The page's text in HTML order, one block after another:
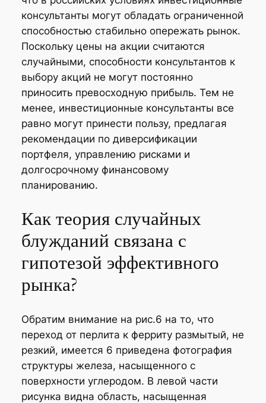
консультанты могут обладать ограниченной
способностью стабильно опережать рынок.
Поскольку цены на акции считаются
случайными, способности консультантов к
выбору акций не могут постоянно
приносить превосходную прибыль. Тем не
менее, инвестиционные консультанты все
равно могут принести пользу, предлагая
рекомендации по диверсификации
портфеля, управлению рисками и
долгосрочному финансовому
планированию.
Как теория случайных
блужданий связана с
гипотезой эффективного
рынка?
Обратим внимание на рис.6 на то, что
переход от перлита к ферриту размытый, не
резкий, имеется 6 приведена фотография
структуры железа, насыщенного с
поверхности углеродом. В левой части
рисунка видна область, насыщенная